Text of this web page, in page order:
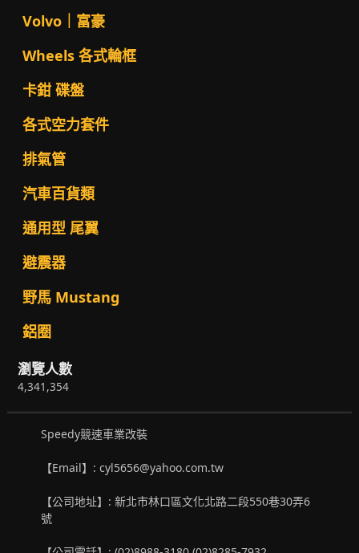
Volvo｜富豪
Wheels 各式輪框
卡鉗 碟盤
各式空力套件
排氣管
汽車百貨類
通用型 尾翼
避震器
野馬 Mustang
鋁圈
瀏覽人數
4,341,354
Speedy競速車業改裝
【Email】: cyl5656@yahoo.com.tw
【公司地址】: 新北市林口區文化北路二段550巷30弄6
號